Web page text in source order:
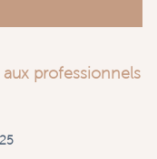
professionnels